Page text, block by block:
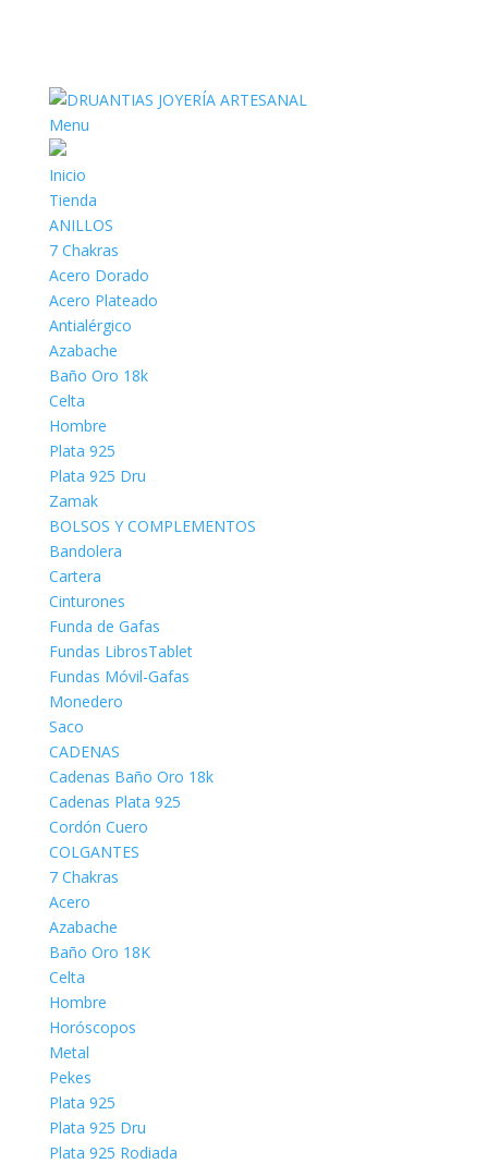
Menu
Inicio
Tienda
ANILLOS
7 Chakras
Acero Dorado
Acero Plateado
Antialérgico
Azabache
Baño Oro 18k
Celta
Hombre
Plata 925
Plata 925 Dru
Zamak
BOLSOS Y COMPLEMENTOS
Bandolera
Cartera
Cinturones
Funda de Gafas
Fundas LibrosTablet
Fundas Móvil-Gafas
Monedero
Saco
CADENAS
Cadenas Baño Oro 18k
Cadenas Plata 925
Cordón Cuero
COLGANTES
7 Chakras
Acero
Azabache
Baño Oro 18K
Celta
Hombre
Horóscopos
Metal
Pekes
Plata 925
Plata 925 Dru
Plata 925 Rodiada